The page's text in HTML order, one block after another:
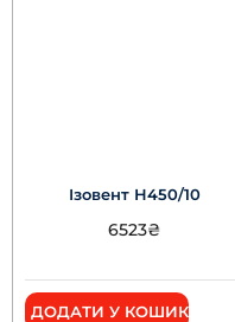
Ізовент Н450/10
6523₴
ДОДАТИ У КОШИК